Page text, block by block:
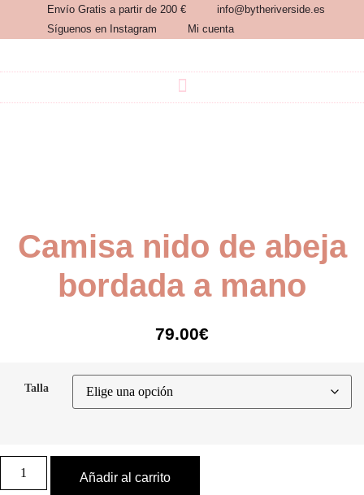
Envío Gratis a partir de 200 €
info@bytheriverside.es
Síguenos en Instagram
Mi cuenta
Camisa nido de abeja
bordada a mano
79.00€
Talla
Camisa
nido
de
Añadir al carrito